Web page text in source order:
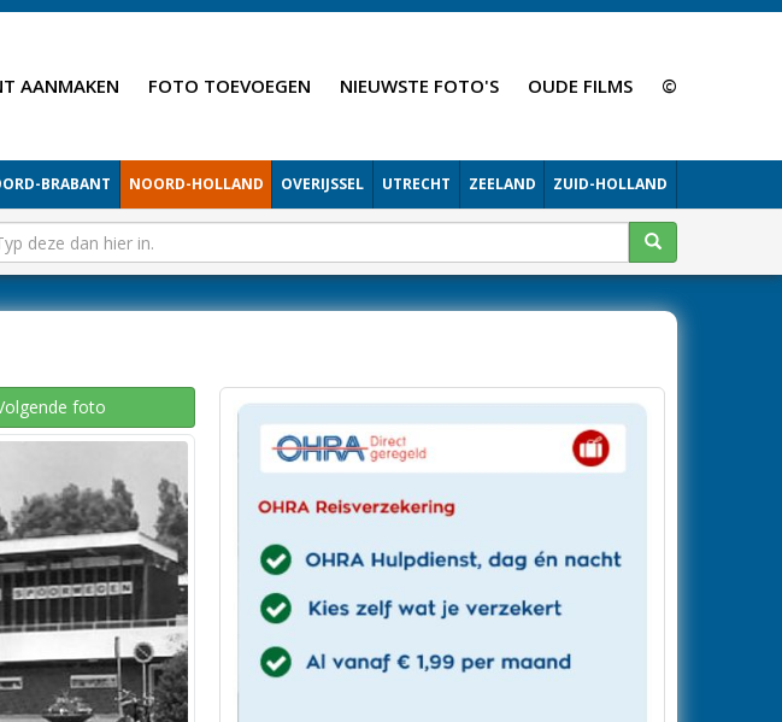
AANMAKEN FOTO TOEVOEGEN NIEUWSTE FOTO'S OUDE FILMS ©
BRABANT NOORD-HOLLAND OVERIJSSEL UTRECHT ZEELAND ZUID-HOLLAND
foto